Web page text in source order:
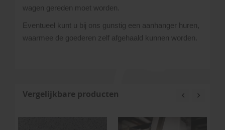
wagen gereden moet worden.
Eventueel kunt u bij ons gunstig een aanhanger huren,
waarmee de goederen zelf afgehaald kunnen worden.
Vergelijkbare producten